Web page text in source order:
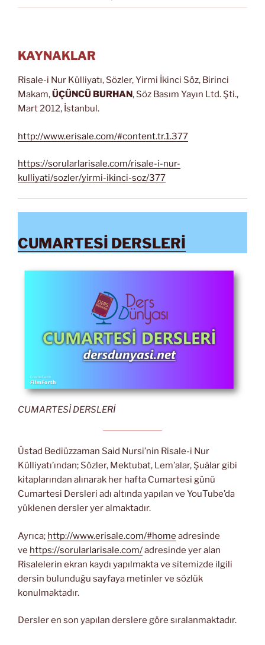
KAYNAKLAR
Risale-i Nur Külliyatı, Sözler, Yirmi İkinci Söz, Birinci
Makam,ÜÇÜNCÜ BURHAN, Söz Basım Yayın Ltd. Şti.,
Mart 2012, İstanbul.
http://www.erisale.com/#content.tr.1.377
https://sorularlarisale.com/risale-i-nur-
kulliyati/sozler/yirmi-ikinci-soz/377
CUMARTESİ DERSLERİ
CUMARTESİ DERSLERİ
Üstad Bediüzzaman Said Nursi’nin Risale-i Nur
Külliyatı’ından; Sözler, Mektubat, Lem’alar, Şuâlar gibi
kitaplarından alınarak her hafta Cumartesi günü
Cumartesi Dersleri adı altında yapılan ve YouTube’da
yüklenen dersler yer almaktadır.
Ayrıca; http://www.erisale.com/#home adresinde
ve https://sorularlarisale.com/adresinde yer alan
Risalelerin ekran kaydı yapılmakta ve sitemizde ilgili
dersin bulunduğu sayfaya metinler ve sözlük
konulmaktadır.
Dersler en son yapılan derslere göre sıralanmaktadır.